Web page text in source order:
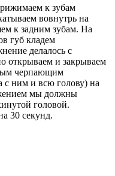
к зубам
вовнутрь на
к задним зубам. На
губ кладем
делалось с
открываем и закрываем
черпающим
с ним и всю голову) на
мы должны
головой.
30 секунд.